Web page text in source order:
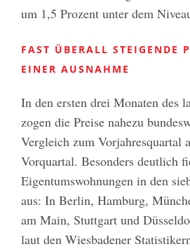
um 1,5 Prozent unter dem
FAST ÜBERALL STEIGENDE
EINER AUSNAHME
In den ersten drei Monaten des
zogen die Preise nahezu
Vergleich zum Vorjahresquartal
Vorquartal. Besonders deutlich
Eigentumswohnungen in den
aus: In Berlin, Hamburg,
am Main, Stuttgart und
laut den Wiesbadener